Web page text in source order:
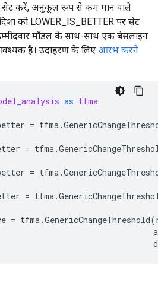
सेट करें, अनुकूल रूप से कम मान वाले
को LOWER_IS_BETTER पर सेट
मॉडल के साथ-साथ एक बेसलाइन
है। उदाहरण के लिए आरंभ करने
as tfma
= tfma.
= tfma.
= tfma.
= tfma.
= tfma.GenericChangeThreshold(